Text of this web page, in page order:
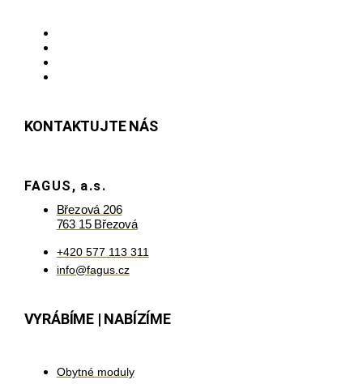
KONTAKTUJTE NÁS
FAGUS, a.s.
Březová 206
763 15 Březová
+420 577 113 311
info@fagus.cz
VYRÁBÍME | NABÍZÍME
Obytné moduly